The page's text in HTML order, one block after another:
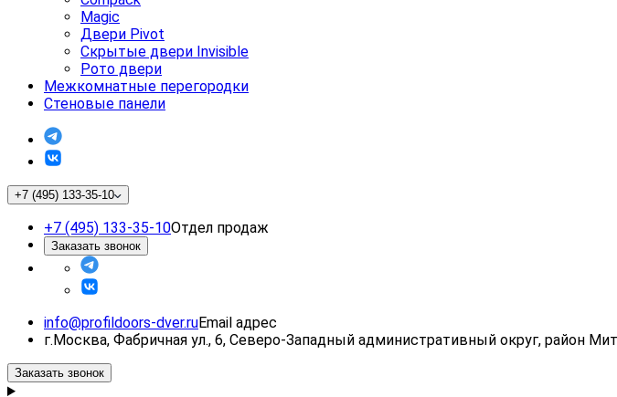
Magic
Двери Pivot
Скрытые двери Invisible
Рото двери
Межкомнатные перегородки
Стеновые панели
+7 (495) 133-35-10
+7 (495) 133-35-10Отдел продаж
Заказать звонок
info@profildoors-dver.ruEmail адрес
г.Москва, Фабричная ул., 6, Северо-Западный административный округ, район
Заказать звонок